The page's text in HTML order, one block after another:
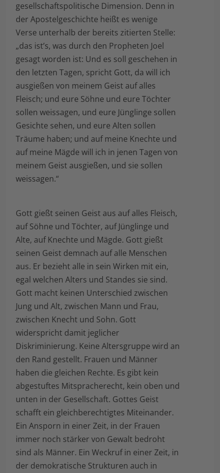
gesellschaftspolitische Dimension. Denn in
der Apostelgeschichte heißt es wenige
Verse unterhalb der bereits zitierten Stelle:
„das ist’s, was durch den Propheten Joel
gesagt worden ist: Und es soll geschehen in
den letzten Tagen, spricht Gott, da will ich
ausgießen von meinem Geist auf alles
Fleisch; und eure Söhne und eure Töchter
sollen weissagen, und eure Jünglinge sollen
Gesichte sehen, und eure Alten sollen
Träume haben; und auf meine Knechte und
auf meine Mägde will ich in jenen Tagen von
meinem Geist ausgießen, und sie sollen
weissagen.“
Gott gießt seinen Geist aus auf alles Fleisch,
auf Söhne und Töchter, auf Jünglinge und
Alte, auf Knechte und Mägde. Gott gießt
seinen Geist demnach auf alle Menschen
aus. Er bezieht alle in sein Wirken mit ein,
egal welchen Alters und Standes sie sind.
Gott macht keinen Unterschied zwischen
Jung und Alt, zwischen Mann und Frau,
zwischen Knecht und Sohn. Gott
widerspricht damit jeglicher
Diskriminierung. Keine Altersgruppe wird an
den Rand gestellt. Frauen und Männer
haben die gleichen Rechte. Es gibt kein
abgestuftes Mitspracherecht, kein oben und
unten in der Gesellschaft. Gottes Geist
schafft ein gleichberechtigtes Miteinander.
Ein Ansporn in einer Zeit, in der Frauen
immer noch stärker von Gewalt bedroht
sind als Männer. Ein Weckruf in einer Zeit, in
der demokratische Strukturen auch in